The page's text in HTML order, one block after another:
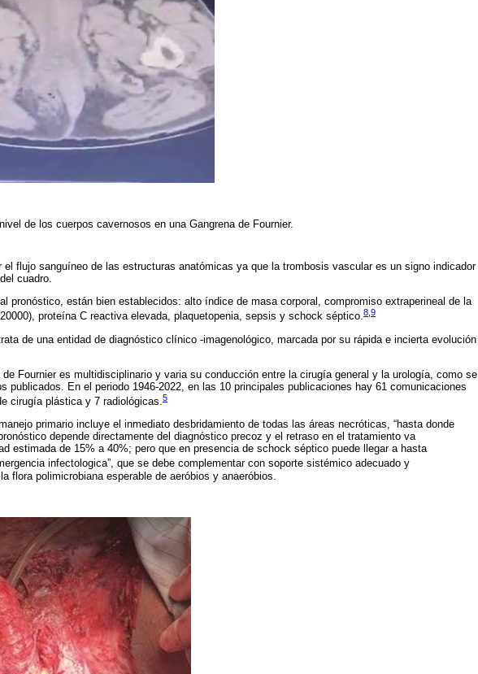
de los cuerpos cavernosos en una Gangrena de Fournier.
el flujo sanguíneo de las estructuras anatómicas ya que la trombosis vascular es un signo indicador
cuadro.
pronóstico, están bien establecidos: alto índice de masa corporal, compromiso extraperineal de la
proteína C reactiva elevada, plaquetopenia, sepsis y schock séptico.8 9
de una entidad de diagnóstico clínico -imagenológico, marcada por su rápida e incierta evolución
Fournier es multidisciplinario y varia su conducción entre la cirugía general y la urología, como se
publicados. En el periodo 1946-2022, en las 10 principales publicaciones hay 61 comunicaciones
cirugía plástica y 7 radiológicas.5
primario incluye el inmediato desbridamiento de todas las áreas necróticas, “hasta donde
depende directamente del diagnóstico precoz y el retraso en el tratamiento va
estimada de 15% a 40%; pero que en presencia de schock séptico puede llegar a hasta
infectologica”, que se debe complementar con soporte sistémico adecuado y
flora polimicrobiana esperable de aeróbios y anaeróbios.